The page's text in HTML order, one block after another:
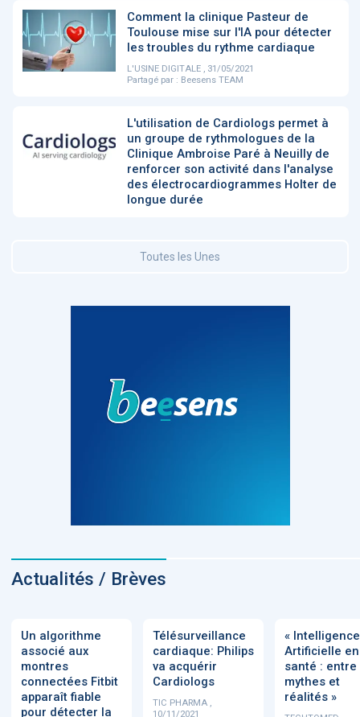
Comment la clinique Pasteur de
Toulouse mise sur l'IA pour détecter
les troubles du rythme cardiaque
L'USINE DIGITALE , 31/05/2021
Partagé par : Beesens TEAM
L'utilisation de Cardiologs permet à
un groupe de rythmologues de la
Clinique Ambroise Paré à Neuilly de
renforcer son activité dans l'analyse
des électrocardiogrammes Holter de
longue durée
Toutes les Unes
Actualités / Brèves
Un algorithme
associé aux
montres
connectées Fitbit
apparaît fiable
pour détecter la
Télésurveillance
cardiaque: Philips
va acquérir
Cardiologs
TIC PHARMA ,
10/11/2021
« Intelligence
Artificielle en
santé : entre
mythes et
réalités »
Reasoning in
Large
Language
Models
Cardiovascular
Care in Action
MEMBRES BEESENS 52
Amélie BEAUX
Associée KOS AVOCATS en e-